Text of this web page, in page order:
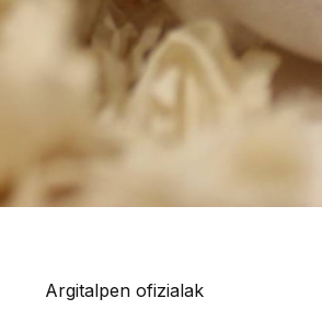
Argitalpen ofizialak